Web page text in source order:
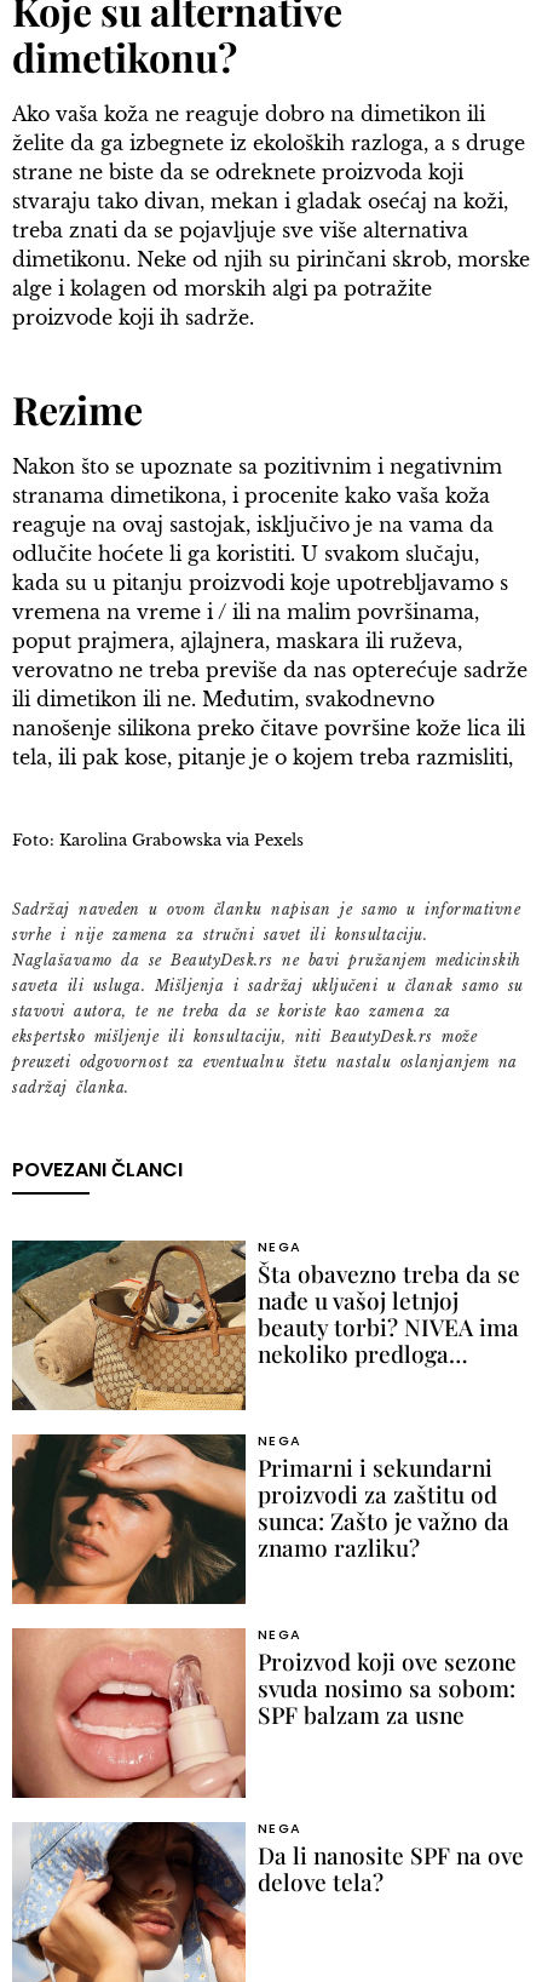
dimetikonu?
Ako vaša koža ne reaguje dobro na dimetikon ili
želite da ga izbegnete iz ekoloških razloga, a s druge
strane ne biste da se odreknete proizvoda koji
stvaraju tako divan, mekan i gladak osećaj na koži,
treba znati da se pojavljuje sve više alternativa
dimetikonu. Neke od njih su pirinčani skrob, morske
alge i kolagen od morskih algi pa potražite
proizvode koji ih sadrže.
Rezime
Nakon što se upoznate sa pozitivnim i negativnim
stranama dimetikona, i procenite kako vaša koža
reaguje na ovaj sastojak, isključivo je na vama da
odlučite hoćete li ga koristiti. U svakom slučaju,
kada su u pitanju proizvodi koje upotrebljavamo s
vremena na vreme i / ili na malim površinama,
poput prajmera, ajlajnera, maskara ili ruževa,
verovatno ne treba previše da nas opterećuje sadrže
ili dimetikon ili ne. Međutim, svakodnevno
nanošenje silikona preko čitave površine kože lica ili
tela, ili pak kose, pitanje je o kojem treba razmisliti,
Foto: Karolina Grabowska via Pexels
Sadržaj naveden u ovom članku napisan je samo u informativne
svrhe i nije zamena za stručni savet ili konsultaciju.
Naglašavamo da se BeautyDesk.rs ne bavi pružanjem medicinskih
saveta ili usluga. Mišljenja i sadržaj uključeni u članak samo su
stavovi autora, te ne treba da se koriste kao zamena za
ekspertsko mišljenje ili konsultaciju, niti BeautyDesk.rs može
preuzeti odgovornost za eventualnu štetu nastalu oslanjanjem na
sadržaj članka.
POVEZANI ČLANCI
NEGA
Šta obavezno treba da se
nađe u vašoj letnjoj
beauty torbi? NIVEA ima
nekoliko predloga…
NEGA
Primarni i sekundarni
proizvodi za zaštitu od
sunca: Zašto je važno da
znamo razliku?
NEGA
Proizvod koji ove sezone
svuda nosimo sa sobom:
SPF balzam za usne
NEGA
Da li nanosite SPF na ove
delove tela?